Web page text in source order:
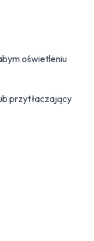
oświetleniu
przytłaczający